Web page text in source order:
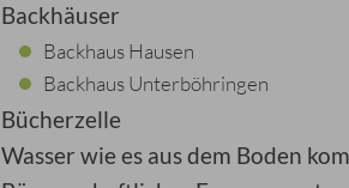
Backhäuser
Backhaus Hausen
Backhaus Unterböhringen
Bücherzelle
Wasser wie es aus dem Boden